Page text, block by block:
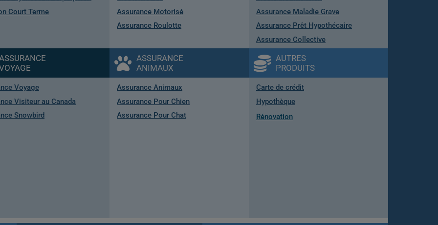
Court Terme
Assurance Motorisé
Assurance Roulotte
Assurance Maladie Grave
Assurance Prêt Hypothécaire
Assurance Collective
Voyage
Visiteur au Canada
Snowbird
ASSURANCE
ANIMAUX
Assurance Animaux
Assurance Pour Chien
Assurance Pour Chat
AUTRES
PRODUITS
Carte de crédit
Hypothèque
Rénovation